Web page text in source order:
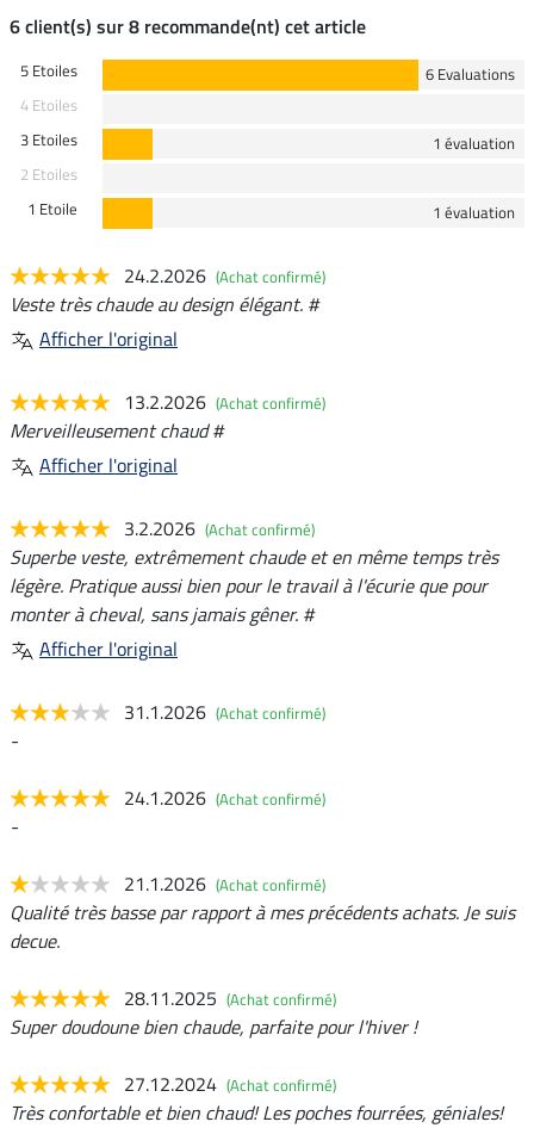
6 client(s) sur 8 recommande(nt) cet article
5 Etoiles
6 Evaluations
4 Etoiles
3 Etoiles
1 évaluation
2 Etoiles
1 Etoile
1 évaluation
24.2.2026 (Achat confirmé)
Veste très chaude au design élégant. #
Afficher l'original
13.2.2026 (Achat confirmé)
Merveilleusement chaud #
Afficher l'original
3.2.2026 (Achat confirmé)
Superbe veste, extrêmement chaude et en même temps très
légère. Pratique aussi bien pour le travail à l'écurie que pour
monter à cheval, sans jamais gêner. #
Afficher l'original
31.1.2026 (Achat confirmé)
-
24.1.2026 (Achat confirmé)
-
21.1.2026 (Achat confirmé)
Qualité très basse par rapport à mes précédents achats. Je suis
decue.
28.11.2025 (Achat confirmé)
Super doudoune bien chaude, parfaite pour l'hiver !
27.12.2024 (Achat confirmé)
Très confortable et bien chaud! Les poches fourrées, géniales!